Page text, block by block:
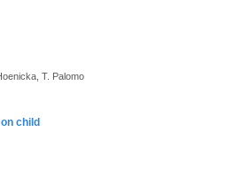
T. Palomo
child